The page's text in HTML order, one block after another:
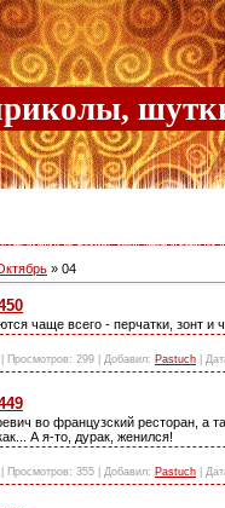
» 04
чаще всего - перчатки, зонт и
Просмотров: 299 Добавил: Pastuch
во французский ресторан, а
А я-то, дурак, женился!
Просмотров: 355 Добавил: Pastuch